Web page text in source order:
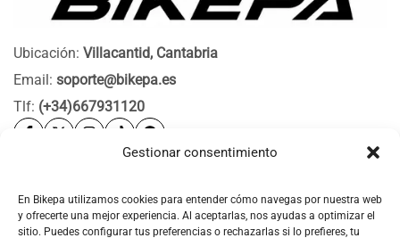
Gestionar consentimiento
En Bikepa utilizamos cookies para entender cómo navegas por nuestra web
y ofrecerte una mejor experiencia. Al aceptarlas, nos ayudas a optimizar el
sitio. Puedes configurar tus preferencias o rechazarlas si lo prefieres, tu
Ubicación: Villacantid, Cantabria
Email: soporte@bikepa.es
Tlf: (+34)667931120
Bikepa
Newsletter Bikepa